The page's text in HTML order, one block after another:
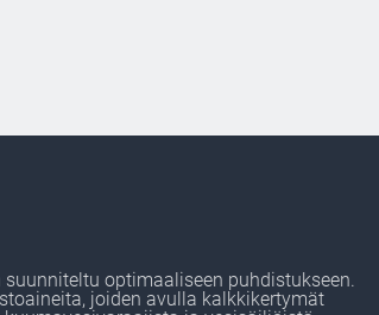
optimaaliseen puhdistukseen.
joiden avulla kalkkikertymät